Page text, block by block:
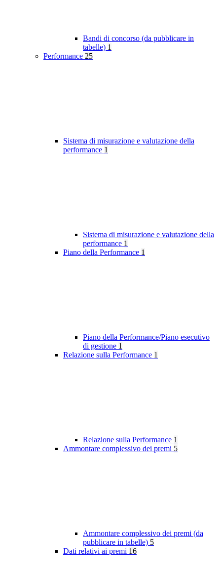
Bandi di concorso (da pubblicare in
tabelle) 1
Performance 25
Sistema di misurazione e valutazione della
performance 1
Sistema di misurazione e valutazione della
performance 1
Piano della Performance 1
Piano della Performance/Piano esecutivo
di gestione 1
Relazione sulla Performance 1
Relazione sulla Performance 1
Ammontare complessivo dei premi 5
Ammontare complessivo dei premi (da
pubblicare in tabelle) 5
Dati relativi ai premi 16